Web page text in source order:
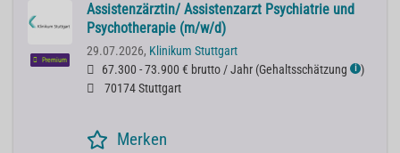
Premium
Assistenzärztin/ Assistenzarzt Psychiatrie und
Psychotherapie (m/w/d)
29.07.2026, Klinikum Stuttgart
67.300 - 73.900 € brutto / Jahr (Gehaltsschätzung ℹ )
70174 Stuttgart
Merken